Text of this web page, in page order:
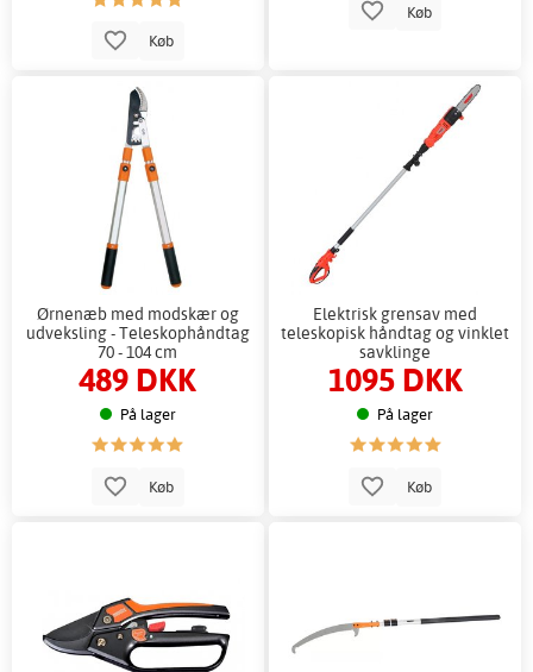
Køb
Køb
Ørnenæb med modskær og
udveksling - Teleskophåndtag
70 - 104 cm
489 DKK
På lager
Køb
Elektrisk grensav med
teleskopisk håndtag og vinklet
savklinge
1095 DKK
På lager
Køb